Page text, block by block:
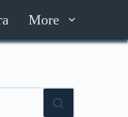
More